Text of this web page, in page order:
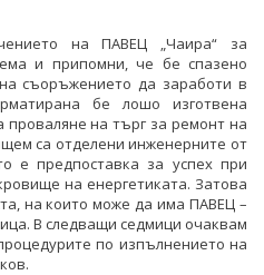
на ПАВЕЦ „Чаира“ за
и припомни, че бе спазено
съоръжението да заработи в
бе лошо изготвена
на търг за ремонт на
са отделени инженерните от
е предпоставка за успех при
на енергетиката. Затова
на които може да има ПАВЕЦ –
В следващи седмици очаквам
по изпълнението на